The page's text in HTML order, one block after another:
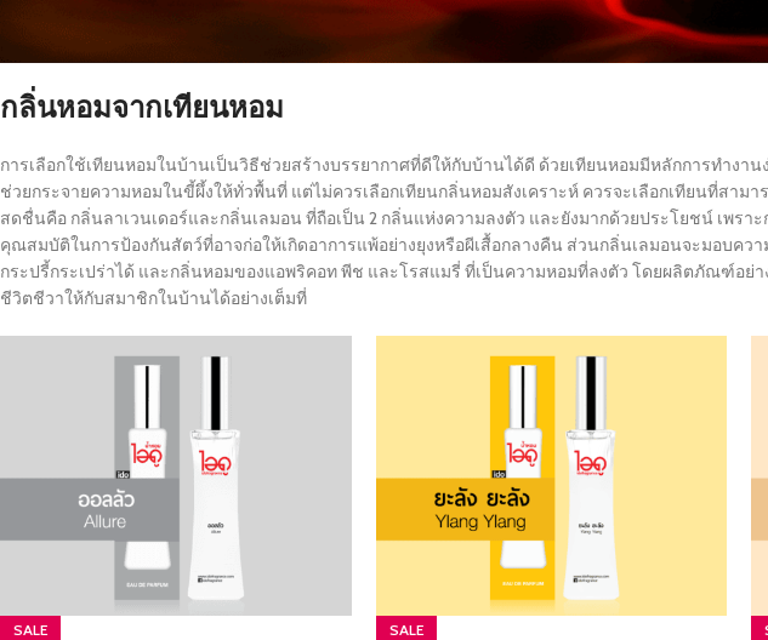
กลิ่นหอมจากเทียนหอม
การเลือกใช้เทียนหอมในบ้านเป็นวิธีช่วยสร้างบรรยากาศที่ดีให้กับบ้านได้ดี ด้วยเทียนหอมมีหลักการทำงา
ช่วยกระจายความหอมในขี้ผึ้งให้ทั่วพื้นที่ แต่ไม่ควรเลือกเทียนกลิ่นหอมสังเคราะห์ ควรจะเลือกเทียนที่สาม
สดชื่นคือ กลิ่นลาเวนเดอร์และกลิ่นเลมอน ที่ถือเป็น 2 กลิ่นแห่งความลงตัว และยังมากด้วยประโยชน์ เพรา
คุณสมบัติในการป้องกันสัตว์ที่อาจก่อให้เกิดอาการแพ้อย่างยุงหรือผีเสื้อกลางคืน ส่วนกลิ่นเลมอนจะมอบคว
กระปรี้กระเปร่าได้ และกลิ่นหอมของแอพริคอท พีช และโรสแมรี่ ที่เป็นความหอมที่ลงตัว โดยผลิตภัณฑ์อย่
ชีวิตชีวาให้กับสมาชิกในบ้านได้อย่างเต็มที่
SALE SALE